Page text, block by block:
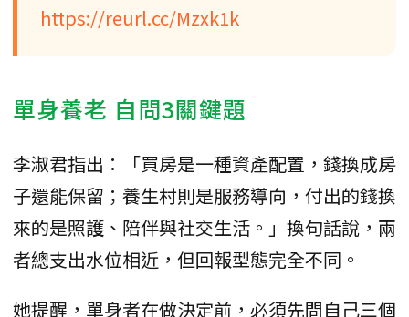
https://reurl.cc/Mzxk1k
單身養老 自問3關鍵題
李淑君指出：「買房是一種資產配置，錢換成房
子還能保留；養生村則是服務導向，付出的錢換
來的是照護、陪伴與社交生活。」換句話說，兩
者總支出水位相近，但回報型態完全不同。
她提醒，單身者在做決定前，必須先問自己三個